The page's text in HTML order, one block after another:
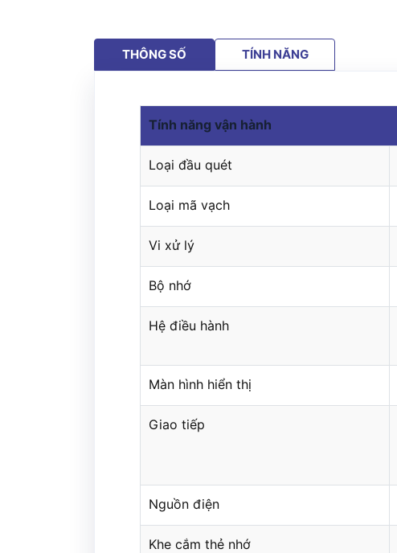
THÔNG SỐ TÍNH NĂNG
Tính năng vận hành
Loại đầu quét
Loại mã vạch
Vi xử lý
Bộ nhớ
Hệ điều hành
Màn hình hiển thị
Giao tiếp
Nguồn điện
Khe cắm thẻ nhớ